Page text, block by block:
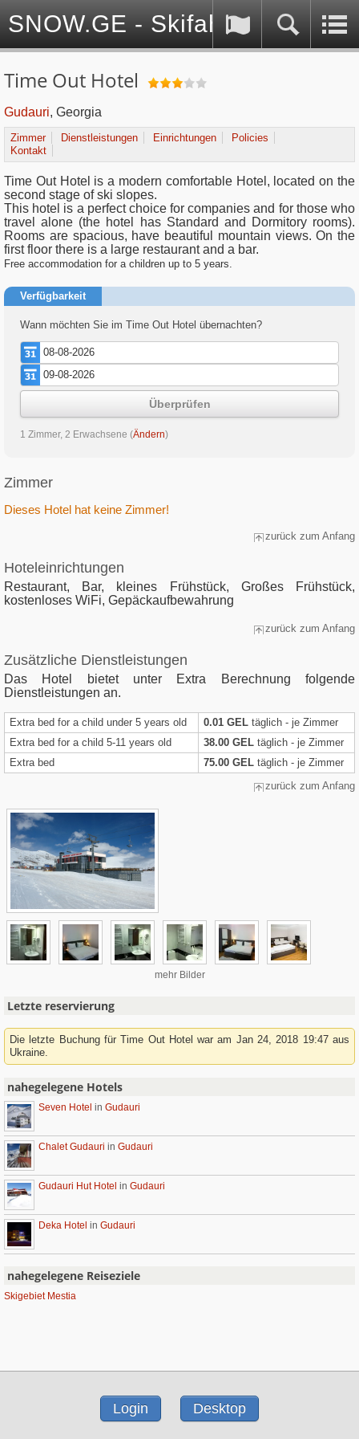
SNOW.GE - Skifahren in
Time Out Hotel
Gudauri, Georgia
Zimmer Dienstleistungen Einrichtungen
Policies
Kontakt
Time Out Hotel is a modern comfortable Hotel, located on the
second stage of ski slopes.
This hotel is a perfect choice for companies and for those who
travel alone (the hotel has Standard and Dormitory rooms).
Rooms are spacious, have beautiful mountain views. On the
first floor there is a large restaurant and a bar.
Free accommodation for a children up to 5 years.
Verfügbarkeit
Wann möchten Sie im Time Out Hotel übernachten?
Überprüfen
1 Zimmer, 2 Erwachsene (Ändern)
Zimmer
Dieses Hotel hat keine Zimmer!
zurück zum Anfang
Hoteleinrichtungen
Restaurant, Bar, kleines Frühstück, Großes Frühstück,
kostenloses WiFi, Gepäckaufbewahrung
zurück zum Anfang
Zusätzliche Dienstleistungen
Das Hotel bietet unter Extra Berechnung folgende
Dienstleistungen an.
Extra bed for a child under 5 years old 0.01 GEL täglich - je Zimmer
Extra bed for a child 5-11 years old
38.00 GEL täglich - je Zimmer
Extra bed
75.00 GEL täglich - je Zimmer
zurück zum Anfang
mehr Bilder
Letzte reservierung
Die letzte Buchung für Time Out Hotel war am Jan 24, 2018 19:47 aus
Ukraine.
nahegelegene Hotels
Seven Hotel in Gudauri
Chalet Gudauri in Gudauri
Gudauri Hut Hotel in Gudauri
Deka Hotel in Gudauri
nahegelegene Reiseziele
Skigebiet Mestia
Login Desktop